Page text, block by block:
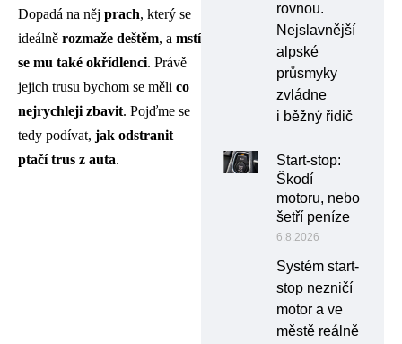
Dopadá na něj prach, který se
ideálně rozmaže deštěm, a mstí
se mu také okřídlenci. Právě
jejich trusu bychom se měli co
nejrychleji zbavit. Pojďme se
tedy podívat, jak odstranit
ptačí trus z auta.
rovnou.
Nejslavnější
alpské
průsmyky
zvládne
i běžný řidič
Start-stop:
Škodí
motoru, nebo
šetří peníze
6.8.2026
Systém start-
stop nezničí
motor a ve
městě reálně